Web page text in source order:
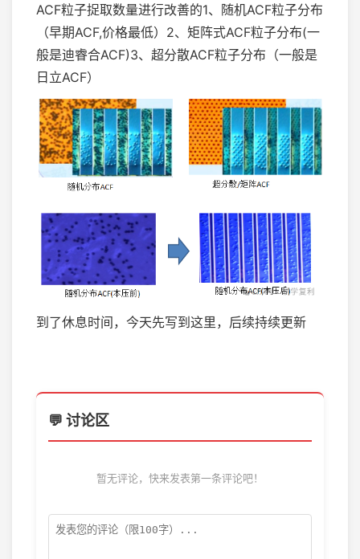
ACF粒子捉取数量进行改善的1、随机ACF粒子分布
（早期ACF,价格最低）2、矩阵式ACF粒子分布(一
般是迪睿合ACF)3、超分散ACF粒子分布（一般是
日立ACF）
到了休息时间，今天先写到这里，后续持续更新
💬 讨论区
暂无评论，快来发表第一条评论吧！